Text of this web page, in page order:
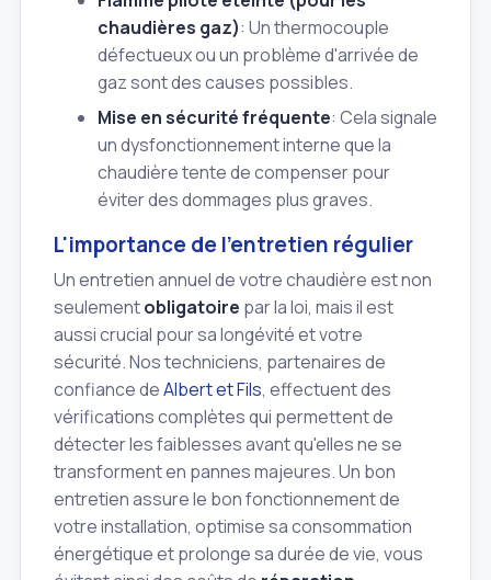
chaudières gaz): Un thermocouple
défectueux ou un problème d'arrivée de
gaz sont des causes possibles.
Mise en sécurité fréquente: Cela signale
un dysfonctionnement interne que la
chaudière tente de compenser pour
éviter des dommages plus graves.
L'importance de l'entretien régulier
Un entretien annuel de votre chaudière est non
seulementobligatoire par la loi, mais il est
aussi crucial pour sa longévité et votre
sécurité. Nos techniciens, partenaires de
confiance deAlbert et Fils, effectuent des
vérifications complètes qui permettent de
détecter les faiblesses avant qu'elles ne se
transforment en pannes majeures. Un bon
entretien assure le bon fonctionnement de
votre installation, optimise sa consommation
énergétique et prolonge sa durée de vie, vous